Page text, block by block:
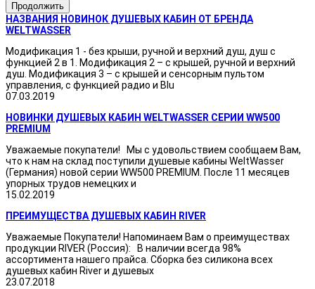
Продолжить
НАЗВАНИЯ НОВИНОК ДУШЕВЫХ КАБИН ОТ БРЕНДА
WELTWASSER
Модификация 1 - без крыши, ручной и верхний душ, душ с
функцией 2 в 1. Модификация 2 – с крышей, ручной и верхний
душ. Модификация 3 – с крышей и сенсорным пультом
управления, с функцией радио и Blu
07.03.2019
НОВИНКИ ДУШЕВЫХ КАБИН WELTWASSER СЕРИИ WW500
PREMIUM
Уважаемые покупатели! Мы с удовольствием сообщаем Вам,
что к нам на склад поступили душевые кабины WeltWasser
(Германия) новой серии WW500 PREMIUM. После 11 месяцев
упорных трудов немецких и
15.02.2019
ПРЕИМУЩЕСТВА ДУШЕВЫХ КАБИН RIVER
Уважаемые Покупатели! Напоминаем Вам о преимуществах
продукции RIVER (Россия): В наличии всегда 98%
ассортимента нашего прайса. Сборка без силикона всех
душевых кабин River и душевых
23.07.2018